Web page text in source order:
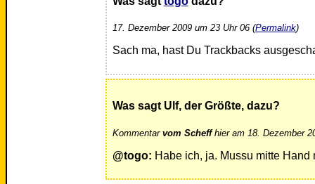
17. Dezember 2009 um 23 Uhr 06 (Permalink)
Sach ma, hast Du Trackbacks
Was sagt Ulf, der Größte, dazu?
Kommentar vom Scheffhier am 18. Dezember
@togo: Habe ich, ja. Mussu mitte Hand